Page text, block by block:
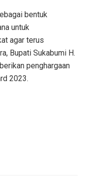
bentuk
untuk
agar terus
Bupati Sukabumi H.
penghargaan
2023.